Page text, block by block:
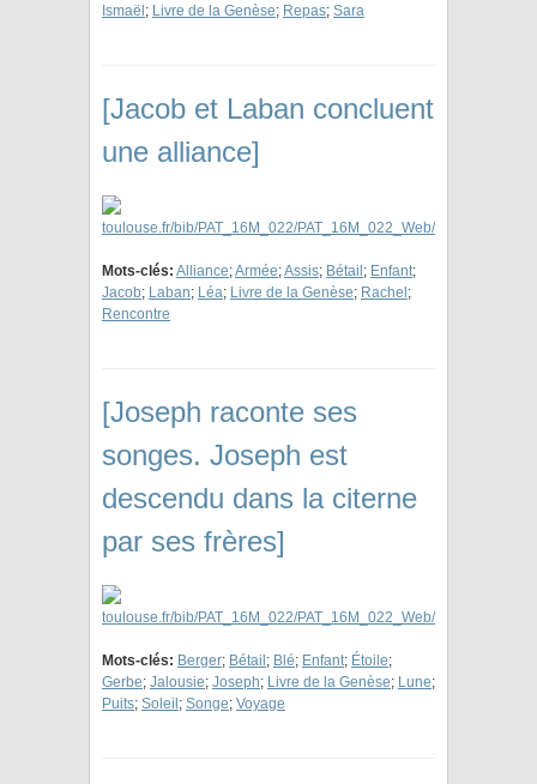
Ismaël ; Livre de la Genèse; Repas; Sara
[Jacob et Laban concluent
une alliance]
Mots-clés: Alliance;Armée;Assis; Bétail ; Enfant;
Jacob; Laban; Léa; Livre de la Genèse; Rachel ;
Rencontre
[Joseph raconte ses
songes. Joseph est
descendu dans la citerne
par ses frères]
Mots-clés: Berger; Bétail ; Blé; Enfant; Étoile;
Gerbe; Jalousie; Joseph; Livre de la Genèse; Lune;
Puits; Soleil ; Songe; Voyage